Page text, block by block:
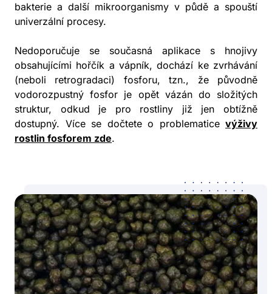
bakterie a další mikroorganismy v půdě a spouští
univerzální procesy.
Nedoporučuje se současná aplikace s hnojivy
obsahujícími hořčík a vápník, dochází ke zvrhávání
(neboli retrogradaci) fosforu, tzn., že původně
vodorozpustný fosfor je opět vázán do složitých
struktur, odkud je pro rostliny již jen obtížně
dostupný. Více se dočtete o problematice výživy
rostlin fosforem zde.